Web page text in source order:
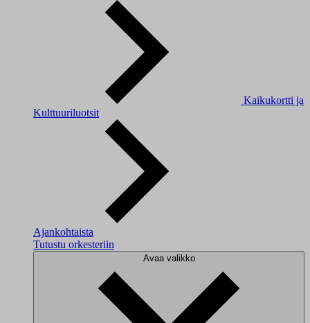
Kaikukortti ja
Kulttuuriluotsit
Ajankohtaista
Tutustu orkesteriin
Avaa valikko